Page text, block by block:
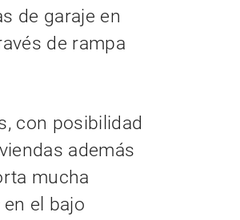
de garaje en
de rampa
con posibilidad
además
mucha
el bajo